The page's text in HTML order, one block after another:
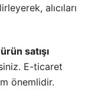
alıcıları
satışı
E-ticaret
önemlidir.